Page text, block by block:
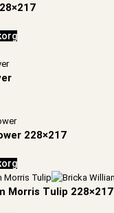
228×217
Morris Tulip 228×217